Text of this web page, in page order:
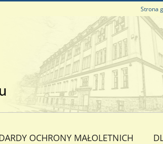
Strona
OCHRONY MAŁOLETNICH